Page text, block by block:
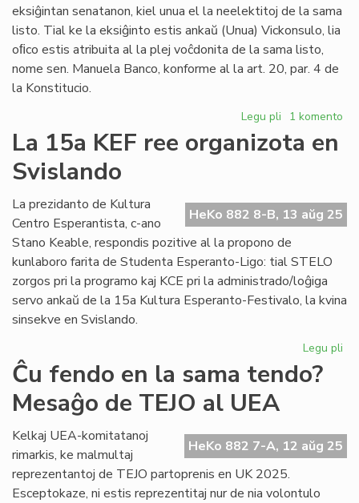
eksiĝintan senatanon, kiel unua el la neelektitoj de la sama
listo. Tial ke la eksiĝinto estis ankaŭ (Unua) Vickonsulo, lia
oﬁco estis atribuita al la plej voĉdonita de la sama listo,
nome sen. Manuela Banco, konforme al la art. 20, par. 4 de
la Konstitucio.
Legu pli pri
Manuela
Blanco
oficon
de
Vickonsulo
1 komento
La 15a KEF ree organizota en
Svislando
HeKo 882 8-B, 13 aŭg 25
La prezidanto de Kultura
Centro Esperantista, c-ano
Stano Keable, respondis pozitive al la propono de
kunlaboro farita de Studenta Esperanto-Ligo: tial STELO
zorgos pri la programo kaj KCE pri la administrado/loĝiga
servo ankaŭ de la 15a Kultura Esperanto-Festivalo, la kvina
sinsekve en Svislando.
Legu pli
Ĉu fendo en la sama tendo?
Mesaĝo de TEJO al UEA
HeKo 882 7-A, 12 aŭg 25
Kelkaj UEA-komitatanoj
rimarkis, ke malmultaj
reprezentantoj de TEJO partoprenis en UK 2025.
Esceptokaze, ni estis reprezentitaj nur de nia volontulo